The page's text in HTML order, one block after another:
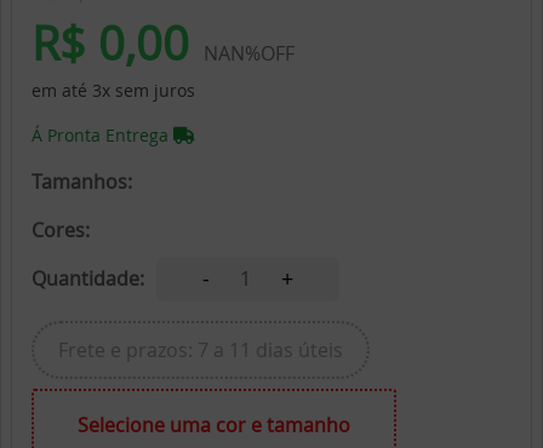
R$ 0,00 NAN%OFF
em até 3x sem juros
Á Pronta Entrega
Tamanhos:
Cores:
Quantidade:
- 1 +
Frete e prazos: 7 a 11 dias úteis
Selecione uma cor e tamanho